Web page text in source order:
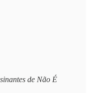
de Não É